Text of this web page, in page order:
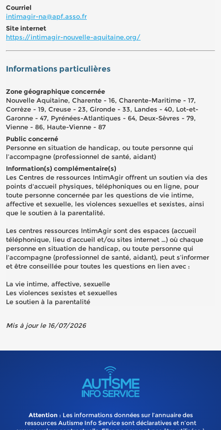
Courriel
intimagir-na@apf.asso.fr
Site internet
https://intimagir-nouvelle-aquitaine.org/
Informations particulières
Zone géographique concernée
Nouvelle Aquitaine, Charente - 16, Charente-Maritime - 17,
Corrèze - 19, Creuse - 23, Gironde - 33, Landes - 40, Lot-et-
Garonne - 47, Pyrénées-Atlantiques - 64, Deux-Sèvres - 79,
Vienne - 86, Haute-Vienne - 87
Public concerné
Personne en situation de handicap, ou toute personne qui
l’accompagne (professionnel de santé, aidant)
Information(s) complémentaire(s)
Les Centres de ressources IntimAgir offrent un soutien via des
points d'accueil physiques, téléphoniques ou en ligne, pour
toute personne concernée par les questions de vie intime,
affective et sexuelle, les violences sexuelles et sexistes, ainsi
que le soutien à la parentalité.
Les centres ressources IntimAgir sont des espaces (accueil
téléphonique, lieu d’accueil et/ou sites internet …) où chaque
personne en situation de handicap, ou toute personne qui
l’accompagne (professionnel de santé, aidant), peut s’informer
et être conseillée pour toutes les questions en lien avec :
La vie intime, affective, sexuelle
Les violences sexistes et sexuelles
Le soutien à la parentalité
Mis à jour le 16/07/2026
Attention : Les informations données sur l’annuaire des
ressources Autisme Info Service sont déclaratives et n’ont